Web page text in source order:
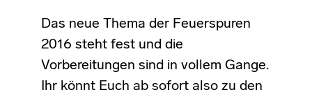
Das neue Thema der Feuerspuren
2016 steht fest und die
Vorbereitungen sind in vollem Gange.
Ihr könnt Euch ab sofort also zu den